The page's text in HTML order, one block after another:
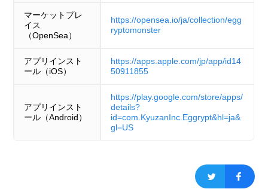
マーケットプレ
イス
（OpenSea）
https://opensea.io/ja/collection/egg
ryptomonster
アプリインスト
ール（iOS）
https://apps.apple.com/jp/app/id14
50911855
アプリインスト
ール（Android）
https://play.google.com/store/apps/
details?
id=com.KyuzanInc.Eggrypt&hl=ja&
gl=US